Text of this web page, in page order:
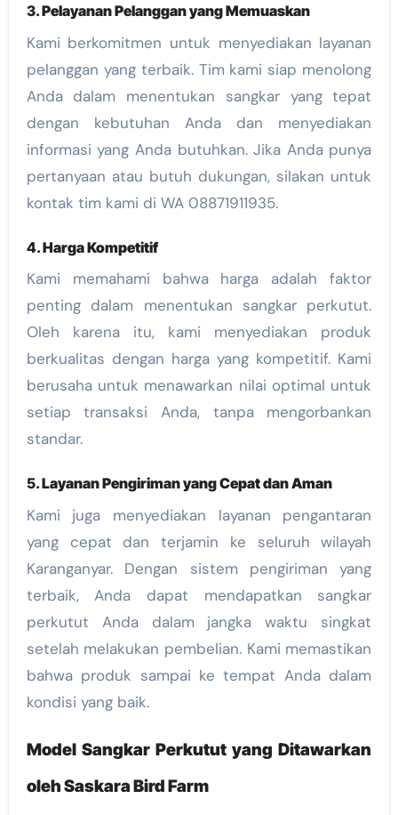
3.Pelayanan Pelanggan yang Memuaskan
Kami berkomitmen untuk menyediakan layanan
pelanggan yang terbaik. Tim kami siap menolong
Anda dalam menentukan sangkar yang tepat
dengan kebutuhan Anda dan menyediakan
informasi yang Anda butuhkan. Jika Anda punya
pertanyaan atau butuh dukungan, silakan untuk
kontak tim kami di WA 08871911935.
4.Harga Kompetitif
Kami memahami bahwa harga adalah faktor
penting dalam menentukan sangkar perkutut.
Oleh karena itu, kami menyediakan produk
berkualitas dengan harga yang kompetitif. Kami
berusaha untuk menawarkan nilai optimal untuk
setiap transaksi Anda, tanpa mengorbankan
standar.
5.Layanan Pengiriman yang Cepat dan Aman
Kami juga menyediakan layanan pengantaran
yang cepat dan terjamin ke seluruh wilayah
Karanganyar. Dengan sistem pengiriman yang
terbaik, Anda dapat mendapatkan sangkar
perkutut Anda dalam jangka waktu singkat
setelah melakukan pembelian. Kami memastikan
bahwa produk sampai ke tempat Anda dalam
kondisi yang baik.
Model Sangkar Perkutut yang Ditawarkan
oleh Saskara Bird Farm